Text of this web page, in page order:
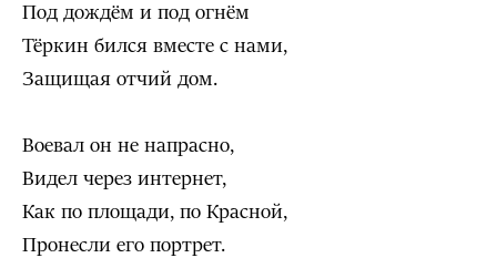
Под дождём и под огнём
Тёркин бился вместе с нами,
Защищая отчий дом.
Воевал он не напрасно,
Видел через интернет,
Как по площади, по Красной,
Пронесли его портрет.